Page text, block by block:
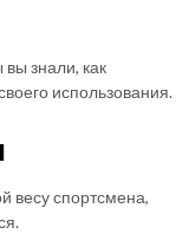
знали, как
использования.
весу спортсмена,